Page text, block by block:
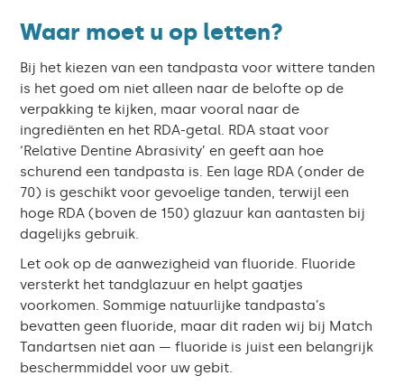
Waar moet u op letten?
Bij het kiezen van een tandpasta voor wittere tanden
is het goed om niet alleen naar de belofte op de
verpakking te kijken, maar vooral naar de
ingrediënten en het RDA-getal. RDA staat voor
‘Relative Dentine Abrasivity’ en geeft aan hoe
schurend een tandpasta is. Een lage RDA (onder de
70) is geschikt voor gevoelige tanden, terwijl een
hoge RDA (boven de 150) glazuur kan aantasten bij
dagelijks gebruik.
Let ook op de aanwezigheid van fluoride. Fluoride
versterkt het tandglazuur en helpt gaatjes
voorkomen. Sommige natuurlijke tandpasta’s
bevatten geen fluoride, maar dit raden wij bij Match
Tandartsen niet aan — fluoride is juist een belangrijk
beschermmiddel voor uw gebit.